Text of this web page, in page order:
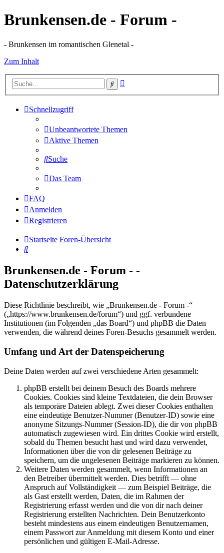
Brunkensen.de - Forum -
- Brunkensen im romantischen Glenetal -
Zum Inhalt
Suche
Schnellzugriff
Unbeantwortete Themen
Aktive Themen
Suche
Das Team
FAQ
Anmelden
Registrieren
Startseite Foren-Übersicht
Suche
Brunkensen.de - Forum - -
Datenschutzerklärung
Diese Richtlinie beschreibt, wie „Brunkensen.de - Forum -“
(„https://www.brunkensen.de/forum“) und ggf. verbundene
Institutionen (im Folgenden „das Board“) und phpBB die Daten
verwenden, die während deines Foren-Besuchs gesammelt werden.
Umfang und Art der Datenspeicherung
Deine Daten werden auf zwei verschiedene Arten gesammelt:
phpBB erstellt bei deinem Besuch des Boards mehrere
Cookies. Cookies sind kleine Textdateien, die dein Browser
als temporäre Dateien ablegt. Zwei dieser Cookies enthalten
eine eindeutige Benutzer-Nummer (Benutzer-ID) sowie eine
anonyme Sitzungs-Nummer (Session-ID), die dir von phpBB
automatisch zugewiesen wird. Ein drittes Cookie wird erstellt,
sobald du Themen besucht hast und wird dazu verwendet,
Informationen über die von dir gelesenen Beiträge zu
speichern, um die ungelesenen Beiträge markieren zu können.
Weitere Daten werden gesammelt, wenn Informationen an
den Betreiber übermittelt werden. Dies betrifft — ohne
Anspruch auf Vollständigkeit — zum Beispiel Beiträge, die
als Gast erstellt werden, Daten, die im Rahmen der
Registrierung erfasst werden und die von dir nach deiner
Registrierung erstellten Nachrichten. Dein Benutzerkonto
besteht mindestens aus einem eindeutigen Benutzernamen,
einem Passwort zur Anmeldung mit diesem Konto und einer
persönlichen und gültigen E-Mail-Adresse.